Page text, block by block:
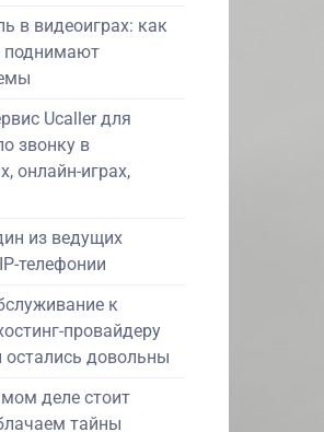
в видеоиграх: как
поднимают
Ucaller для
звонку в
онлайн-играх,
из ведущих
телефонии
к
провайдеру
довольны
деле стоит
тайны